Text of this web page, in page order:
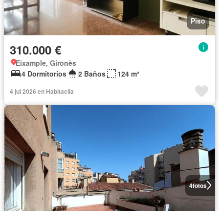
Piso
310.000 €
Eixample, Gironès
4 Dormitorios
2 Baños 124 m²
4 jul 2026 en Habitaclia
4fotos